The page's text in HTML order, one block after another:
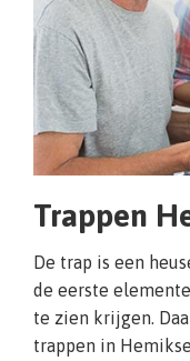
Trappen
De trap is een
de eerste
te zien krijgen.
trappen in